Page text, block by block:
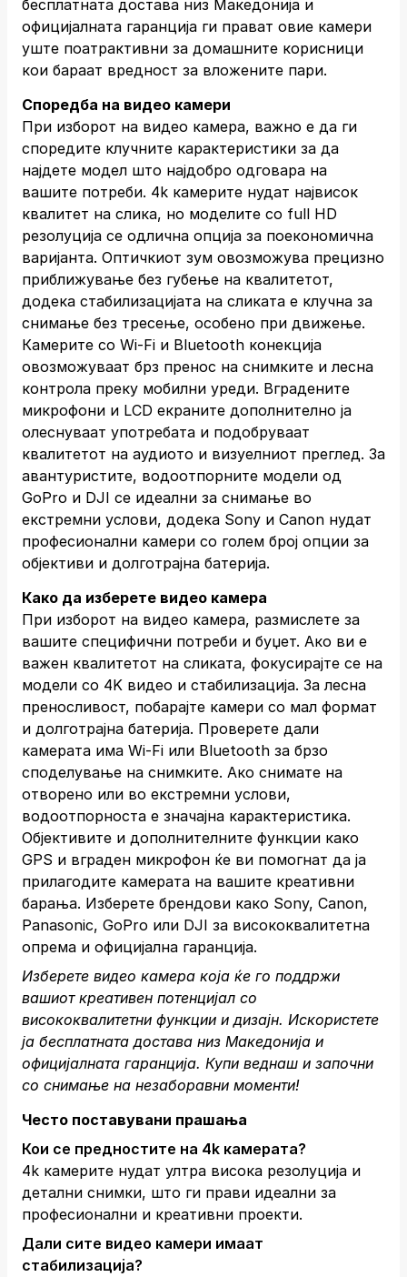
бесплатната достава низ Македонија и
официјалната гаранција ги прават овие камери
уште поатрактивни за домашните корисници
кои бараат вредност за вложените пари.
Споредба на видео камери
При изборот на видео камера, важно е да ги
споредите клучните карактеристики за да
најдете модел што најдобро одговара на
вашите потреби. 4k камерите нудат највисок
квалитет на слика, но моделите со full HD
резолуција се одлична опција за поекономична
варијанта. Оптичкиот зум овозможува прецизно
приближување без губење на квалитетот,
додека стабилизацијата на сликата е клучна за
снимање без тресење, особено при движење.
Камерите со Wi-Fi и Bluetooth конекција
овозможуваат брз пренос на снимките и лесна
контрола преку мобилни уреди. Вградените
микрофони и LCD екраните дополнително ја
олеснуваат употребата и подобруваат
квалитетот на аудиото и визуелниот преглед. За
авантуристите, водоотпорните модели од
GoPro и DJI се идеални за снимање во
екстремни услови, додека Sony и Canon нудат
професионални камери со голем број опции за
објективи и долготрајна батерија.
Како да изберете видео камера
При изборот на видео камера, размислете за
вашите специфични потреби и буџет. Ако ви е
важен квалитетот на сликата, фокусирајте се на
модели со 4K видео и стабилизација. За лесна
преносливост, побарајте камери со мал формат
и долготрајна батерија. Проверете дали
камерата има Wi-Fi или Bluetooth за брзо
споделување на снимките. Ако снимате на
отворено или во екстремни услови,
водоотпорноста е значајна карактеристика.
Објективите и дополнителните функции како
GPS и вграден микрофон ќе ви помогнат да ја
прилагодите камерата на вашите креативни
барања. Изберете брендови како Sony, Canon,
Panasonic, GoPro или DJI за висококвалитетна
опрема и официјална гаранција.
Изберете видео камера која ќе го поддржи
вашиот креативен потенцијал со
висококвалитетни функции и дизајн. Искористете
ја бесплатната достава низ Македонија и
официјалната гаранција. Купи веднаш и започни
со снимање на незаборавни моменти!
Често поставувани прашања
Кои се предностите на 4k камерата?
4k камерите нудат ултра висока резолуција и
детални снимки, што ги прави идеални за
професионални и креативни проекти.
Дали сите видео камери имаат
стабилизација?